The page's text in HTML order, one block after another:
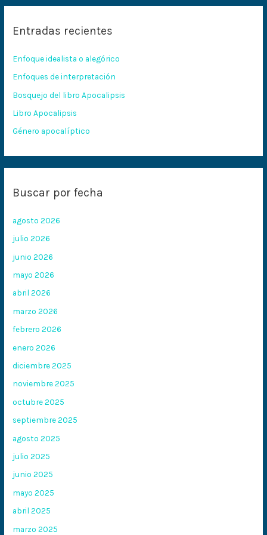
a
p
o
r
:
Entradas recientes
Enfoque idealista o alegórico
Enfoques de interpretación
Bosquejo del libro Apocalipsis
Libro Apocalipsis
Género apocalíptico
Buscar por fecha
agosto 2026
julio 2026
junio 2026
mayo 2026
abril 2026
marzo 2026
febrero 2026
enero 2026
diciembre 2025
noviembre 2025
octubre 2025
septiembre 2025
agosto 2025
julio 2025
junio 2025
mayo 2025
abril 2025
marzo 2025